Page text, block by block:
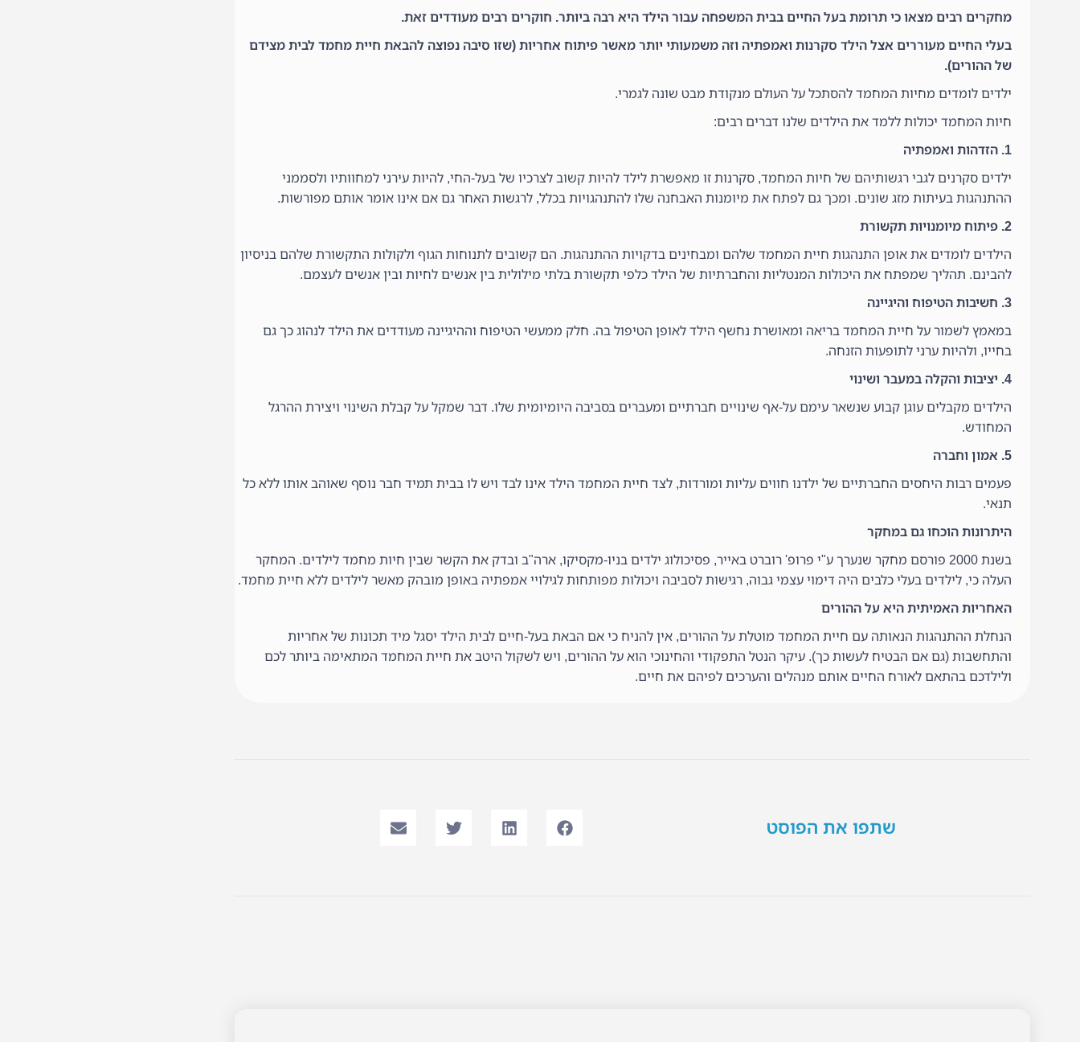
מחקרים רבים מצאו כי תרומת בעל החיים בבית המשפחה עבור הילד היא רבה ביותר. חוקרים רבים מעודדים זאת.
בעלי החיים מעוררים אצל הילד סקרנות ואמפתיה וזה משמעותי יותר מאשר פיתוח אחריות (שזו סיבה נפוצה להבאת חיית מחמד לבית מצידם
של ההורים).
ילדים לומדים מחיות המחמד להסתכל על העולם מנקודת מבט שונה לגמרי.
חיות המחמד יכולות ללמד את הילדים שלנו דברים רבים:
1. הזדהות ואמפתיה
ילדים סקרנים לגבי רגשותיהם של חיות המחמד, סקרנות זו מאפשרת לילד להיות קשוב לצרכיו של בעל-החי, להיות עירני למחוותיו ולסממני
ההתנהגות בעיתות מזג שונים. ומכך גם לפתח את מיומנות האבחנה שלו להתנהגויות בכלל, לרגשות האחר גם אם אינו אומר אותם מפורשות.
2. פיתוח מיומנויות תקשורת
הילדים לומדים את אופן התנהגות חיית המחמד שלהם ומבחינים בדקויות ההתנהגות. הם קשובים לתנוחות הגוף ולקולות התקשורת שלהם בניסיון
להבינם. תהליך שמפתח את היכולות המנטליות והחברתיות של הילד כלפי תקשורת בלתי מילולית בין אנשים לחיות ובין אנשים לעצמם.
3. חשיבות הטיפוח והיגיינה
במאמץ לשמור על חיית המחמד בריאה ומאושרת נחשף הילד לאופן הטיפול בה. חלק ממעשי הטיפוח וההיגיינה מעודדים את הילד לנהוג כך גם
בחייו, ולהיות ערני לתופעות הזנחה.
4. יציבות והקלה במעבר ושינוי
הילדים מקבלים עוגן קבוע שנשאר עימם על-אף שינויים חברתיים ומעברים בסביבה היומיומית שלו. דבר שמקל על קבלת השינוי ויצירת ההרגל
המחודש.
5. אמון וחברה
פעמים רבות היחסים החברתיים של ילדנו חווים עליות ומורדות, לצד חיית המחמד הילד אינו לבד ויש לו בבית תמיד חבר נוסף שאוהב אותו ללא כל
תנאי.
היתרונות הוכחו גם במחקר
בשנת 2000 פורסם מחקר שנערך ע"י פרופ' רוברט באייר, פסיכולוג ילדים בניו-מקסיקו, ארה"ב ובדק את הקשר שבין חיות מחמד לילדים. המחקר
העלה כי, לילדים בעלי כלבים היה דימוי עצמי גבוה, רגישות לסביבה ויכולות מפותחות לגילויי אמפתיה באופן מובהק מאשר לילדים ללא חיית מחמד.
האחריות האמיתית היא על ההורים
הנחלת ההתנהגות הנאותה עם חיית המחמד מוטלת על ההורים, אין להניח כי אם הבאת בעל-חיים לבית הילד יסגל מיד תכונות של אחריות
והתחשבות (גם אם הבטיח לעשות כך). עיקר הנטל התפקודי והחינוכי הוא על ההורים, ויש לשקול היטב את חיית המחמד המתאימה ביותר לכם
ולילדכם בהתאם לאורח החיים אותם מנהלים והערכים לפיהם את חיים.
שתפו את הפוסט